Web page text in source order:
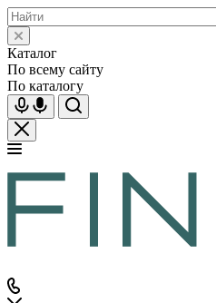
Каталог
По всему сайту
По каталогу